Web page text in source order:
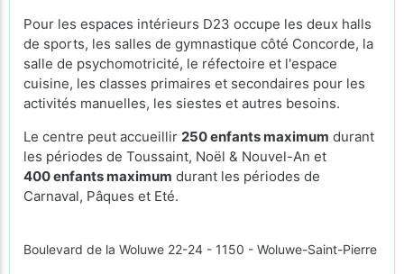
Pour les espaces intérieurs D23 occupe les deux halls
de sports, les salles de gymnastique côté Concorde, la
salle de psychomotricité, le réfectoire et l'espace
cuisine, les classes primaires et secondaires pour les
activités manuelles, les siestes et autres besoins.
Le centre peut accueillir 250 enfants maximum durant
les périodes de Toussaint, Noël & Nouvel-An et
400 enfants maximum durant les périodes de
Carnaval, Pâques et Eté.
Boulevard de la Woluwe 22-24 - 1150 - Woluwe-Saint-Pierre